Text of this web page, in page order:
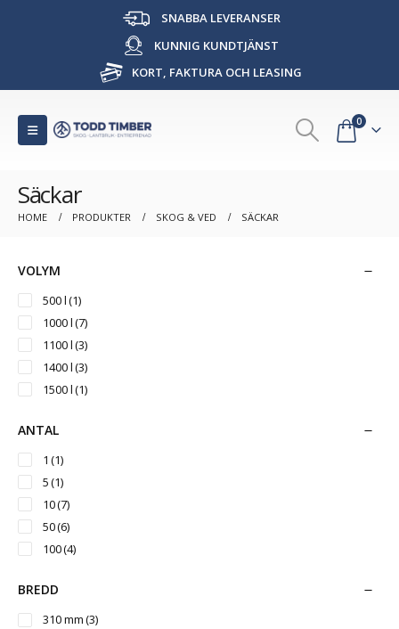
SNABBA LEVERANSER
KUNNIG KUNDTJÄNST
KORT, FAKTURA OCH LEASING
0
Säckar
HOME PRODUKTER SKOG & VED SÄCKAR
VOLYM
500 l(1)
1000 l(7)
1100 l(3)
1400 l(3)
1500 l(1)
ANTAL
1 (1)
5(1)
10(7)
50(6)
100(4)
BREDD
310 mm(3)